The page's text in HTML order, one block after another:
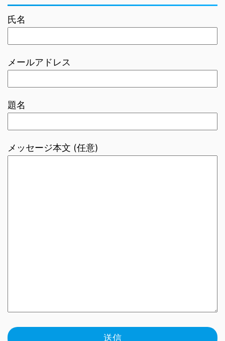
氏名
メールアドレス
題名
メッセージ本文 (任意)